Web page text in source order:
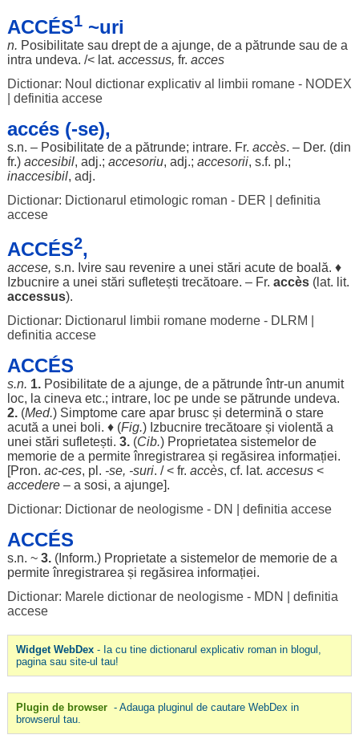
ACCÉS1~uri
n. Posibilitatesau dreptde a ajunge, de a pătrundesau de a
intra undeva. /< lat. accessus, fr. acces
Dictionar: Noul dictionar explicativ al limbii romane - NODEX
definitia accese
accés (-se),
s.n. – Posibilitatede a pătrunde; intrare. Fr. accès. – Der. (din
fr.) accesibil, adj.; accesoriu, adj.; accesorii, s.f. pl.;
inaccesibil, adj.
Dictionar: Dictionarul etimologic roman - DER
definitia
accese
ACCÉS2,
accese, s.n. Iviresau revenirea unei stări acutede boală. ♦
Izbucnirea unei stări sufletești trecătoare. – Fr. accès(lat. lit.
accessus).
Dictionar: Dictionarul limbii romane moderne - DLRM
definitia accese
ACCÉS
s.n. 1. Posibilitatede a ajunge, de a pătrundeîntr-un anumit
loc, la cineva etc.; intrare, locpe unde se pătrunde undeva.
2.(Med.) Simptomecare apar bruscși determină o stare
acută a unei boli. ♦ (Fig.) Izbucnire trecătoareși violentă a
unei stări sufletești. 3.(Cib.) Proprietatea sistemelorde
memoriede a permite înregistrarea și regăsirea informației.
[Pron. ac-ces, pl. -se, -suri. / < fr. accès, cf. lat. accesus<
accedere– a sosi, a ajunge].
Dictionar: Dictionar de neologisme - DN
definitia accese
ACCÉS
s.n. ~ 3.(Inform.) Proprietatea sistemelorde memoriede a
permite înregistrarea și regăsirea informației.
Dictionar: Marele dictionar de neologisme - MDN
definitia
accese
Widget WebDex- Ia cu tine dictionarul explicativ roman in blogul,
pagina sau site-ul tau!
Plugin de browser - Adauga pluginul de cautare WebDex in
browserul tau.